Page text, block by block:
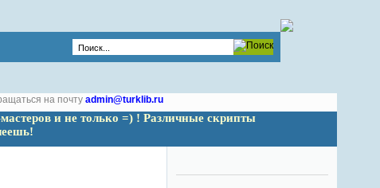
на почту admin@turklib.ru
и не только =) ! Различные скрипты